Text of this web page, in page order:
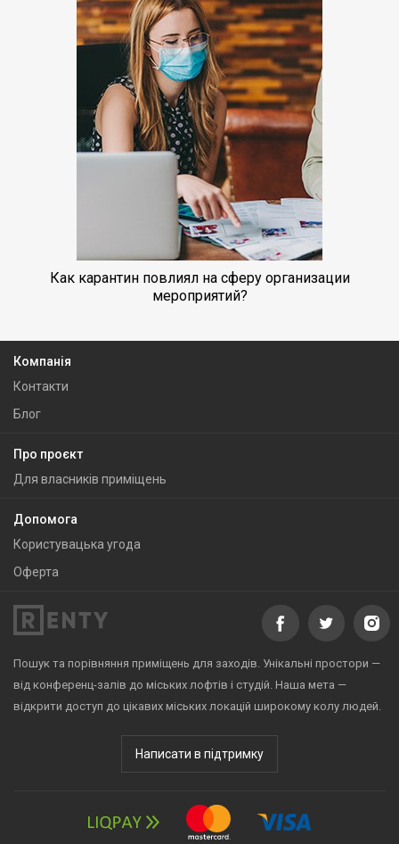
Как карантин повлиял на сферу организации
мероприятий?
Компанія
Контакти
Блог
Про проєкт
Для власників приміщень
Допомога
Користувацька угода
Оферта
Пошук та порівняння приміщень для заходів. Унікальні простори —
від конференц-залів до міських лофтів і студій. Наша мета —
відкрити доступ до цікавих міських локацій широкому колу людей.
Написати в підтримку